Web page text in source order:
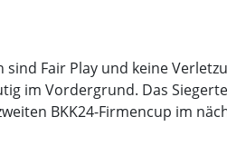
Fair Play und keine
im Vordergrund. Das
BKK24-Firmencup im